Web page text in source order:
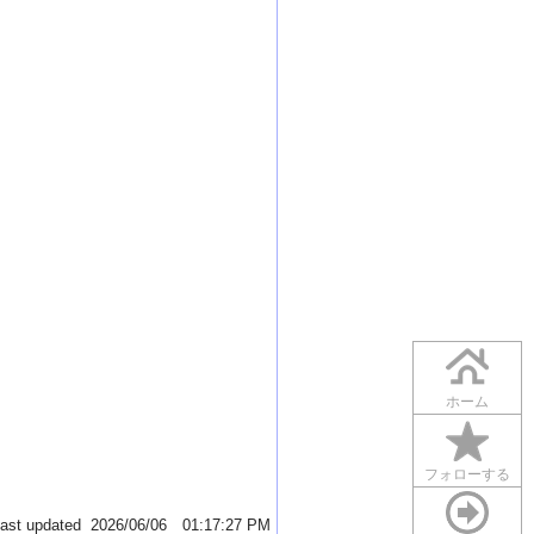
ホーム
フォローする
updated 2026/06/06 01:17:27 PM